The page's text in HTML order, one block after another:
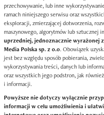
przechowywanie, lub inne
ramach niniejszego serwisu oraz
eksploracji, zmierzającej dotworzenia,
maszynowego, algorytmów lub sztucznej
uprzedniej, jednoznacznie wyrażonej
Media Polska sp. z o.o. Obowiązek
jest bez względu sposób pobierania,
wykorzystywania treści, danych lub
oraz wszystkich jego podstron, jak
i informacji.
Powyższe nie dotyczy wyłącznie
informacji w celu umożliwienia i